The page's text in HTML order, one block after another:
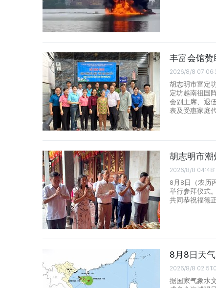
丰富会馆赞
2026/8/8
胡志明市富定
定坊越南祖国
会副主席、退
表及受惠家庭
胡志明市潮
2026/8/8
8月8日（农历
举行参拜仪式
共同恭祝福德
8月8日天
2026/8/8
据国家气象水